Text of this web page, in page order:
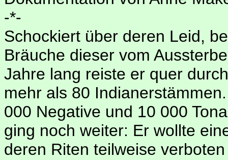
-*-
Schockiert über deren Leid,
Bräuche dieser vom
Jahre lang reiste er quer
mehr als 80
000 Negative und 10 000
ging noch weiter: Er wollte
deren Riten teilweise